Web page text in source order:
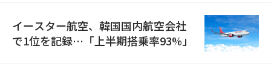
イースター航空、韓国国内航空会社
で1位を記録…「上半期搭乗率93%」